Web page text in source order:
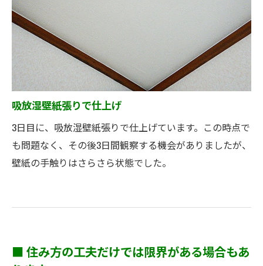
吸放湿壁紙張りで仕上げ
3日目に、吸放湿壁紙張りで仕上げています。この時点で
も問題なく、その後3日間観察する機会がありましたが、
壁紙の手触りはさらさら状態でした。
■ 住み方の工夫だけでは限界がある場合もあ